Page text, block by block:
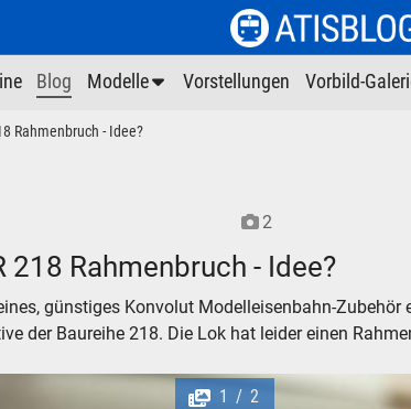
Blog Modelle Vorstellungen Vorbild-
Rahmenbruch - Idee?
2
218 Rahmenbruch - Idee?
günstiges Konvolut Modelleisenbahn-Zubehör
der Baureihe 218. Die Lok hat leider einen
1 / 2